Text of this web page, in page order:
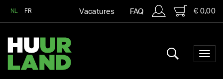
NL FR Vacatures FAQ € 0,00